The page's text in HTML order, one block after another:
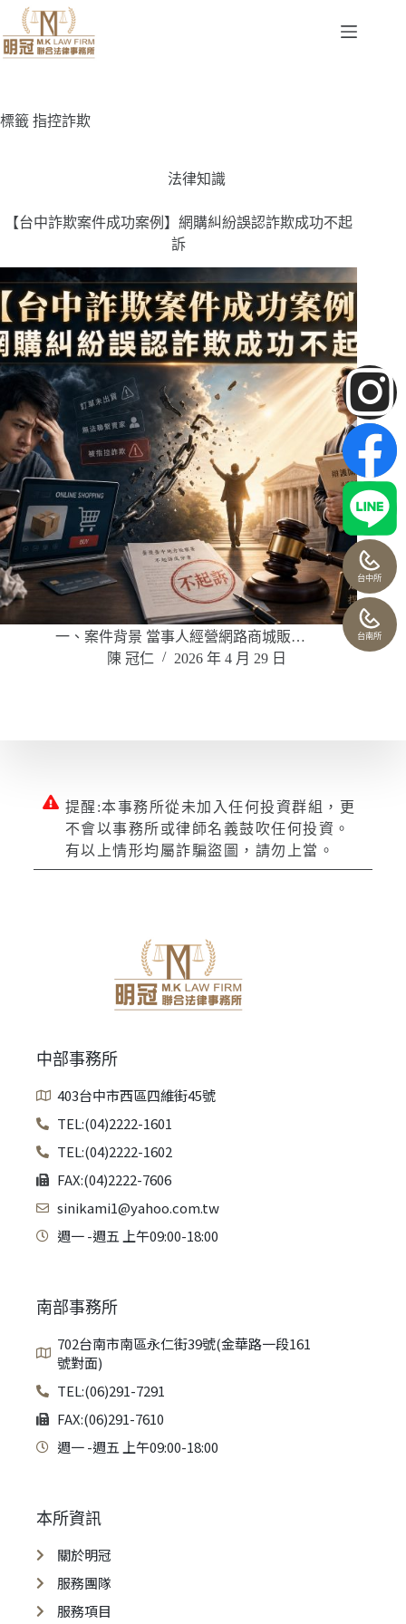
標籤 指控詐欺
法律知識
【台中詐欺案件成功案例】網購糾紛誤認詐欺成功不起
訴
一、案件背景 當事人經營網路商城販…
陳 冠仁
2026 年 4 月 29 日
提醒:本事務所從未加入任何投資群組，更
不會以事務所或律師名義鼓吹任何投資。
有以上情形均屬詐騙盜圖，請勿上當。
台中所
台南所
中部事務所
403台中市西區四維街45號
TEL:(04)2222-1601
TEL:(04)2222-1602
FAX:(04)2222-7606
sinikami1@yahoo.com.tw
週一 -週五 上午09:00-18:00
南部事務所
702台南市南區永仁街39號(金華路一段161
號對面)
TEL:(06)291-7291
FAX:(06)291-7610
週一 -週五 上午09:00-18:00
本所資訊
關於明冠
服務團隊
服務項目